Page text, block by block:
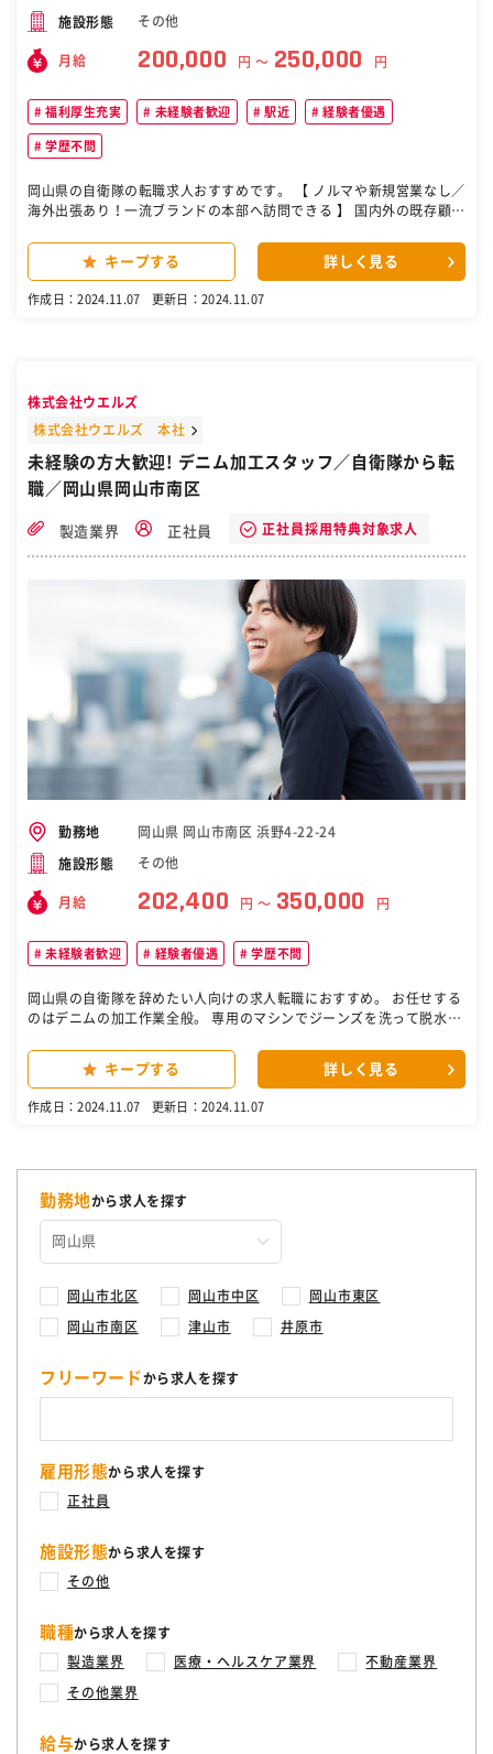
施設形態 その他
月給 200,000 円 〜 250,000 円
福利厚生充実 未経験者歓迎 駅近 経験者優遇
学歴不問
岡山県の自衛隊の転職求人おすすめです。 【 ノルマや新規営業なし／
海外出張あり！一流ブランドの本部へ訪問できる 】 国内外の既存顧客
▼お客様から依頼を受ける（メール・電話） ▼素材・染色などの指定
に沿ってサンプル作成 ▼打ち合わせを重ねて製品を調整 ▼納期を調整
製品の準備や発送先の確認など ▼ ■18:00 退社！ 残業はほぼあり
ません。 有名ブランドとの取引を通じて、多彩な経験が積める 国内で
1回ほど東京や大阪に本部がある有名ブランドを訪ねています。 また
入社2年目以降はアメリカ本社の海外ブランドへの訪問、フランスで
隊・転職・求人］
キープする 詳しく見る
作成日：2024.11.07 更新日：2024.11.07
株式会社ウエルズ
株式会社ウエルズ 本社
未経験の方大歓迎! デニム加工スタッフ／自衛隊から転
職／岡山県岡山市南区
製造業界 正社員 正社員採用特典対象求人
勤務地 岡山県 岡山市南区 浜野4-22-24
施設形態 その他
月給 202,400 円 〜 350,000 円
未経験者歓迎 経験者優遇 学歴不問
岡山県の自衛隊を辞めたい人向けの求人転職におすすめ。 お任せする
のはデニムの加工作業全般。 専用のマシンでジーンズを洗って脱水
れ・破れを演出する「クラッシュ」、「シェービング」などを担当し
ていただきます。 ［自衛隊・転職・求人］
キープする 詳しく見る
作成日：2024.11.07 更新日：2024.11.07
勤務地から求人を探す
岡山市北区 岡山市中区 岡山市東区
岡山市南区 津山市 井原市
フリーワードから求人を探す
雇用形態から求人を探す
正社員
施設形態から求人を探す
その他
職種から求人を探す
製造業界 医療・ヘルスケア業界 不動産業界
その他業界
給与から求人を探す